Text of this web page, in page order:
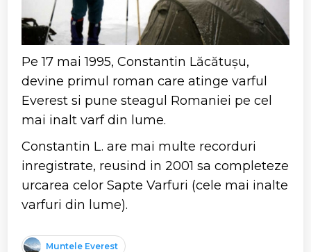
Pe 17 mai 1995, Constantin Lăcătușu,
devine primul roman care atinge varful
Everest si pune steagul Romaniei pe cel
mai inalt varf din lume.
Constantin L. are mai multe recorduri
inregistrate, reusind in 2001 sa completeze
urcarea celor Sapte Varfuri (cele mai inalte
varfuri din lume).
Muntele Everest